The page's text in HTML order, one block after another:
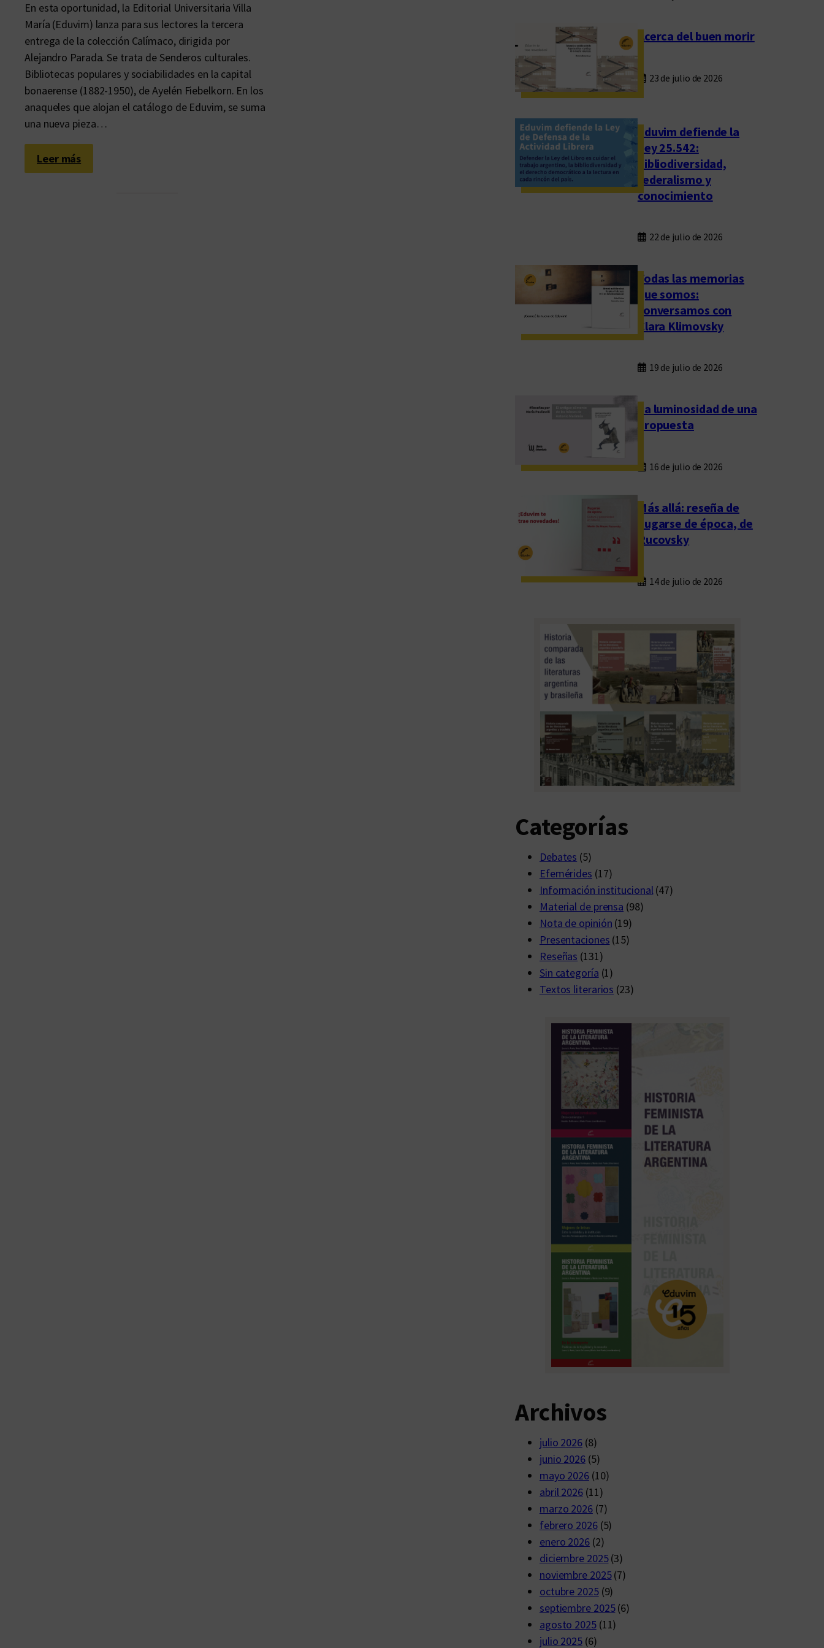
En esta oportunidad, la Editorial Universitaria Villa
María (Eduvim) lanza para sus lectores la tercera
entrega de la colección Calímaco, dirigida por
Alejandro Parada. Se trata de Senderos culturales.
Bibliotecas populares y sociabilidades en la capital
bonaerense (1882-1950), de Ayelén Fiebelkorn. En los
anaqueles que alojan el catálogo de Eduvim, se suma
una nueva pieza…
Leer más:
U
Acerca del buen morir
23 de julio de 2026
Eduvim defiende la
Ley 25.542:
bibliodiversidad,
federalismo y
conocimiento
22 de julio de 2026
Todas las memorias
que somos:
conversamos con
Clara Klimovsky
19 de julio de 2026
La luminosidad de una
propuesta
16 de julio de 2026
Más allá: reseña de
Fugarse de época, de
Rucovsky
14 de julio de 2026
Categorías
Debates (5)
Efemérides (17)
Información institucional(47)
Material de prensa (98)
Nota de opinión (19)
Presentaciones (15)
Reseñas (131)
Sin categoría (1)
Textos literarios (23)
Archivos
julio 2026(8)
junio 2026(5)
mayo 2026 (10)
abril 2026(11)
marzo 2026(7)
febrero 2026(5)
enero 2026(2)
diciembre 2025(3)
noviembre 2025(7)
octubre 2025(9)
septiembre 2025(6)
agosto 2025(11)
julio 2025(6)